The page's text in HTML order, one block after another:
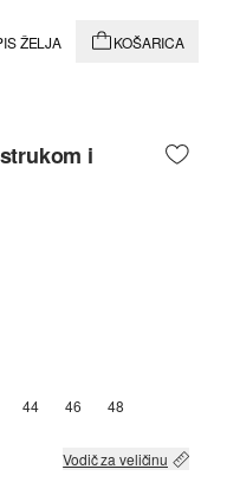
ŽELJA KOŠARICA
i
OF STOCK
44 46 48
Vodič za veličinu